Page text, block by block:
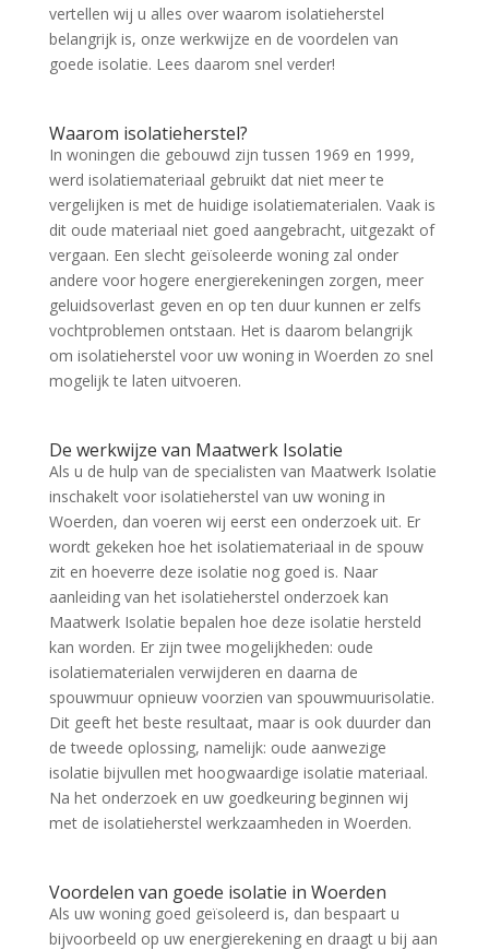
vertellen wij u alles over waarom isolatieherstel
belangrijk is, onze werkwijze en de voordelen van
goede isolatie. Lees daarom snel verder!
Waarom isolatieherstel?
In woningen die gebouwd zijn tussen 1969 en 1999,
werd isolatiemateriaal gebruikt dat niet meer te
vergelijken is met de huidige isolatiematerialen. Vaak is
dit oude materiaal niet goed aangebracht, uitgezakt of
vergaan. Een slecht geïsoleerde woning zal onder
andere voor hogere energierekeningen zorgen, meer
geluidsoverlast geven en op ten duur kunnen er zelfs
vochtproblemen ontstaan. Het is daarom belangrijk
om isolatieherstel voor uw woning in Woerden zo snel
mogelijk te laten uitvoeren.
De werkwijze van Maatwerk Isolatie
Als u de hulp van de specialisten van Maatwerk Isolatie
inschakelt voor isolatieherstel van uw woning in
Woerden, dan voeren wij eerst een onderzoek uit. Er
wordt gekeken hoe het isolatiemateriaal in de spouw
zit en hoeverre deze isolatie nog goed is. Naar
aanleiding van het isolatieherstel onderzoek kan
Maatwerk Isolatie bepalen hoe deze isolatie hersteld
kan worden. Er zijn twee mogelijkheden: oude
isolatiematerialen verwijderen en daarna de
spouwmuur opnieuw voorzien van spouwmuurisolatie.
Dit geeft het beste resultaat, maar is ook duurder dan
de tweede oplossing, namelijk: oude aanwezige
isolatie bijvullen met hoogwaardige isolatie materiaal.
Na het onderzoek en uw goedkeuring beginnen wij
met de isolatieherstel werkzaamheden in Woerden.
Voordelen van goede isolatie in Woerden
Als uw woning goed geïsoleerd is, dan bespaart u
bijvoorbeeld op uw energierekening en draagt u bij aan